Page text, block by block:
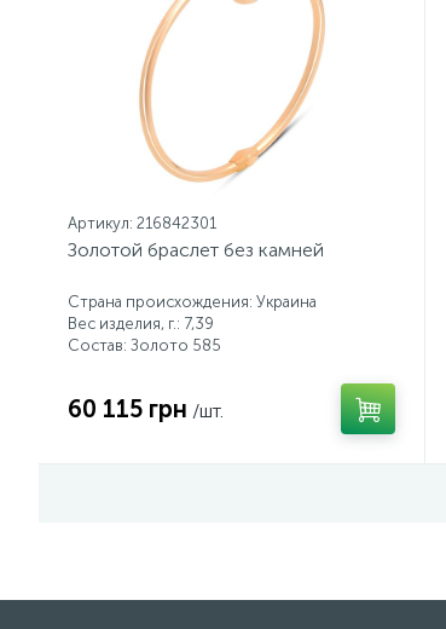
Артикул: 216842301
Золотой браслет без камней
Страна происхождения: Украина
Вес изделия, г.: 7,39
Состав: Золото 585
60 115 грн /шт.